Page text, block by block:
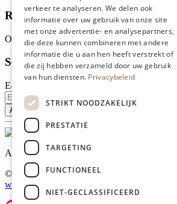
Recensies
Onze klanten waarderen ons met 4.9 van de
Schrijf je in voor onze nieuwsbrief
E-mailadres
Al onze prijzen zijn incl. BTW
© Copyright 2026 Limburgs Bakwinkeltje |
webmix
verkeer te analyseren. We delen ook
informatie over uw gebruik van onze site
met onze advertentie- en analysepartners,
die deze kunnen combineren met andere
informatie die u aan hen heeft verstrekt of
die zij hebben verzameld door uw gebruik
van hun diensten. Privacybeleid
STRIKT NOODZAKELIJK
PRESTATIE
TARGETING
FUNCTIONEEL
NIET-GECLASSIFICEERD